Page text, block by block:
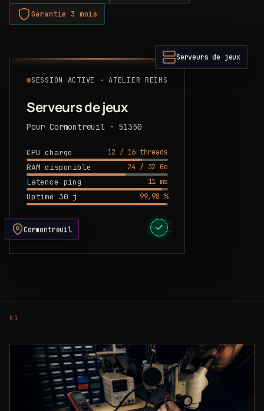
Garantie 3 mois
SESSION ACTIVE · ATELIER REIMS
Serveurs de jeux
Pour Cormontreuil · 51350
CPU charge
12 / 16 threads
RAM disponible
24 / 32 Go
Latence ping
11 ms
Uptime 30 j
99,98 %
DEVIS PRÊT
Serveurs de jeux
Cormontreuil